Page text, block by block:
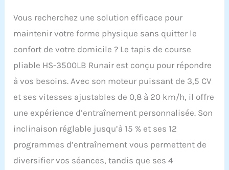
Vous recherchez une solution efficace pour
maintenir votre forme physique sans quitter le
confort de votre domicile ? Le tapis de course
pliable HS-3500LB Runair est conçu pour répondre
à vos besoins. Avec son moteur puissant de 3,5 CV
et ses vitesses ajustables de 0,8 à 20 km/h, il offre
une expérience d’entraînement personnalisée. Son
inclinaison réglable jusqu’à 15 % et ses 12
programmes d’entraînement vous permettent de
diversifier vos séances, tandis que ses 4